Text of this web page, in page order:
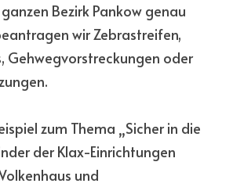
Bezirk Pankow genau
wir Zebrastreifen,
Gehwegvorstreckungen oder
zum Thema „Sicher in die
der Klax-Einrichtungen
und